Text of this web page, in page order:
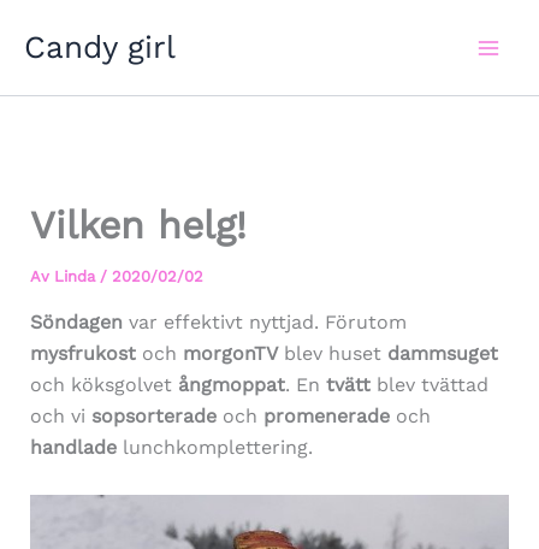
Candy girl
Vilken helg!
Av Linda / 2020/02/02
Söndagen var effektivt nyttjad. Förutom
mysfrukostoch morgonTVblev huset dammsuget
och köksgolvet ångmoppat. En tvättblev tvättad
och vi sopsorteradeoch promeneradeoch
handladelunchkomplettering.